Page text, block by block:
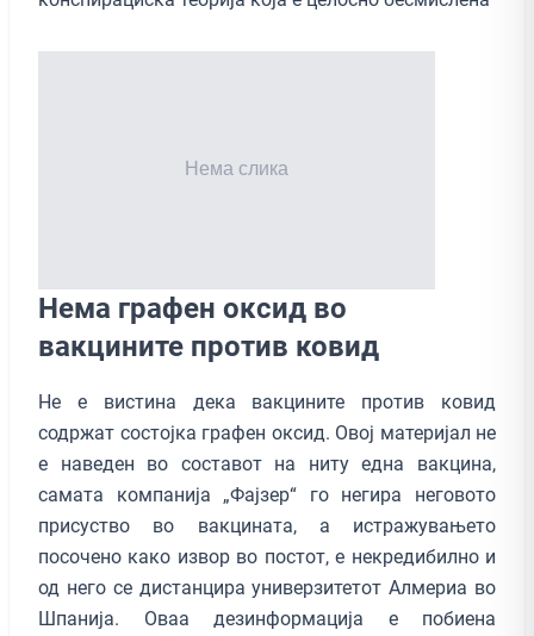
Нема графен оксид во
вакцините против ковид
Не е вистина дека вакцините против ковид
содржат состојка графен оксид. Овој материјал не
е наведен во составот на ниту една вакцина,
самата компанија „Фајзер“ го негира неговото
присуство во вакцината, а истражувањето
посочено како извор во постот, е некредибилно и
од него се дистанцира универзитетот Алмериа во
Шпанија. Оваа дезинформација е побиена